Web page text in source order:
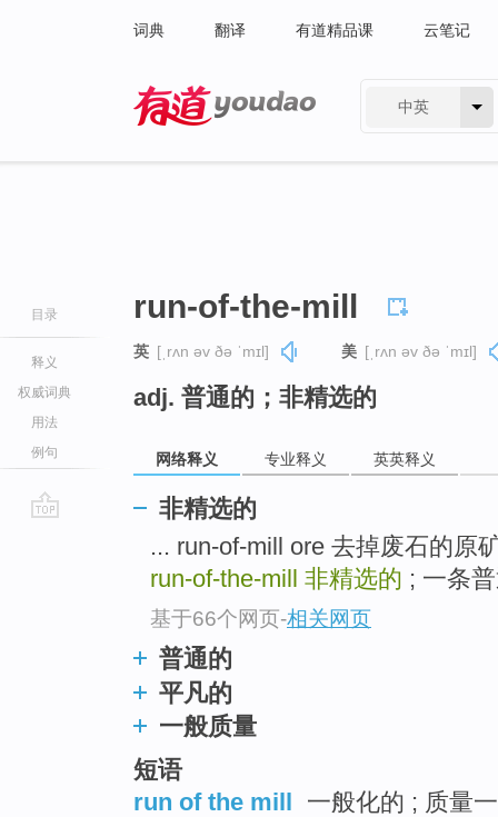
词典 翻译 有道精品课 云笔记
中英
目录
释义
权威词典
用法
例句
run-of-the-mill
英 [ˌrʌn əv ðə ˈmɪl] 美 [ˌrʌn əv ðə ˈmɪl]
adj. 普通的；非精选的
网络释义 专业释义 英英释义
非精选的
... run-of-mill ore 去掉废石的原
run-of-the-mill 非精选的 ; 一条
基于66个网页-相关网页
普通的
平凡的
一般质量
短语
run of the mill 一般化的 ; 质量